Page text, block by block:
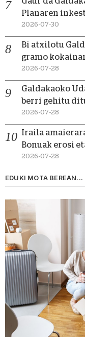
Planaren
2026-07-30
Bi atxilotu
gramo
2026-07-28
Galdakaoko
berri gehitu
2026-07-28
Iraila
Bonuak erosi
2026-07-28
EDUKI MOTA BEREAN...